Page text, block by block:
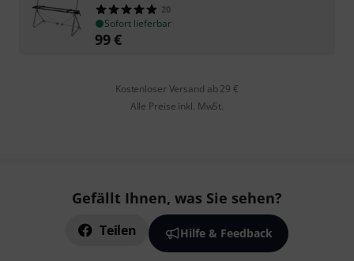
20
Sofort lieferbar
99€
Kostenloser Versand ab 29 €
Alle Preise inkl. MwSt.
Gefällt Ihnen, was Sie sehen?
Teilen Hilfe & Feedback